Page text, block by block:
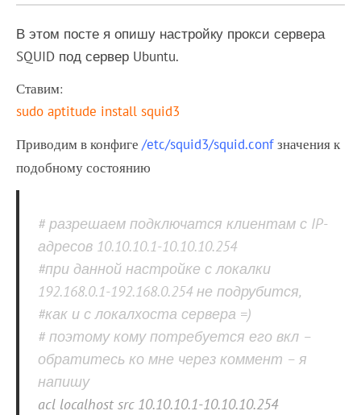
В этом посте я опишу настройку прокси сервера
SQUID под сервер Ubuntu.
Ставим:
sudo aptitude install squid3
Приводим в конфиге/etc/squid3/squid.conf значения к
подобному состоянию
# разрешаем подключатся клиентам с IP-
адресов 10.10.10.1-10.10.10.254
#при данной настройке с локалки
192.168.0.1-192.168.0.254 не подрубится,
#как и с локалхоста сервера =)
# поэтому кому потребуется его вкл –
обратитесь ко мне через коммент – я
напишу
acl localhost src 10.10.10.1-10.10.10.254